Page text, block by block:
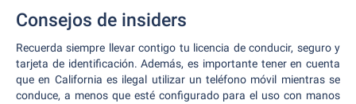
Consejos de insiders
Recuerda siempre llevar contigo tu licencia de conducir, seguro y
tarjeta de identificación. Además, es importante tener en cuenta
que en California es ilegal utilizar un teléfono móvil mientras se
conduce, a menos que esté configurado para el uso con manos